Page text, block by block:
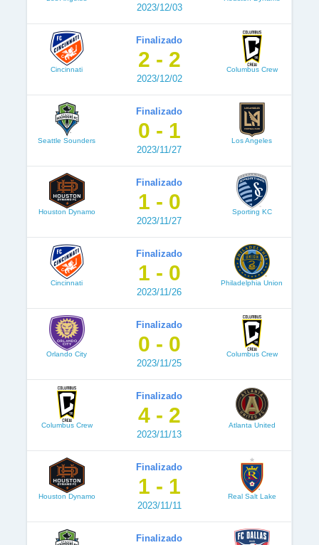
2023/12/03
Cincinnati
Finalizado
2 - 2
2023/12/02
Columbus Crew
Seattle Sounders
Finalizado
0 - 1
2023/11/27
Los Angeles
Houston Dynamo
Finalizado
1 - 0
2023/11/27
Sporting KC
Cincinnati
Finalizado
1 - 0
2023/11/26
Philadelphia Union
Orlando City
Finalizado
0 - 0
2023/11/25
Columbus Crew
Columbus Crew
Finalizado
4 - 2
2023/11/13
Atlanta United
Houston Dynamo
Finalizado
1 - 1
2023/11/11
Real Salt Lake
Finalizado